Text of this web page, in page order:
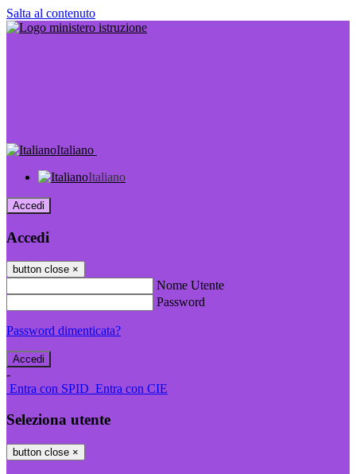
Salta al contenuto
Italiano
Italiano
Accedi
Accedi
button close ×
Nome Utente
Password
Password dimenticata?
-
Entra con SPID Entra con CIE
Seleziona utente
button close ×